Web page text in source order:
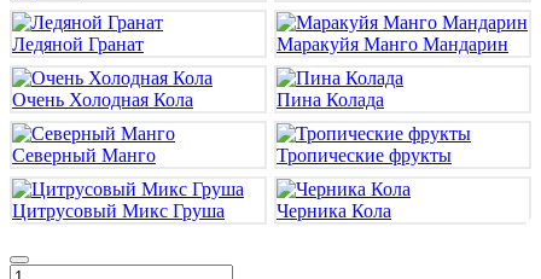
Ледяной Гранат Маракуйя Манго Мандарин
Очень Холодная Кола Пина Колада
Северный Манго Тропические фрукты
Цитрусовый Микс Груша Черника Кола